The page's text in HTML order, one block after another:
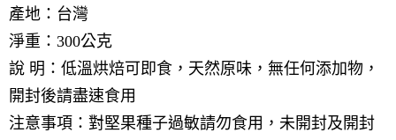
產地：台灣
淨重：300公克
說 明：低溫烘焙可即食，天然原味，無任何添加物，
開封後請盡速食用
注意事項：對堅果種子過敏請勿食用，未開封及開封